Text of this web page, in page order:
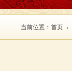
当前位置： 首页